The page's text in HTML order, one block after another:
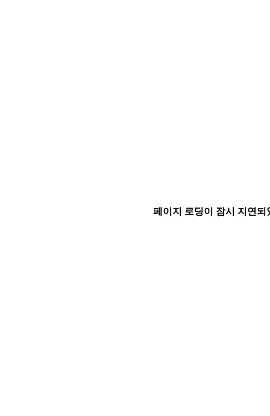
페이지 로딩이 잠시 지연